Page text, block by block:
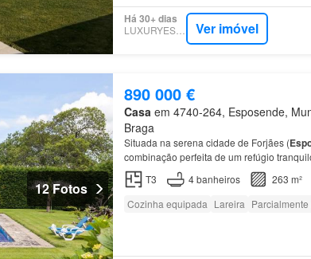
Há 30+ dias
LUXURYESTATE Ver imóvel
12 Fotos
890 000 €
Casaem 4740-264, Esposende,
Braga
Situada na serena cidade de Forjães (
combinação perfeita de um refúgio
Ao redor da casa há um grande terren…
T3 4banheiros
263 m²
Cozinha equipada Lareira